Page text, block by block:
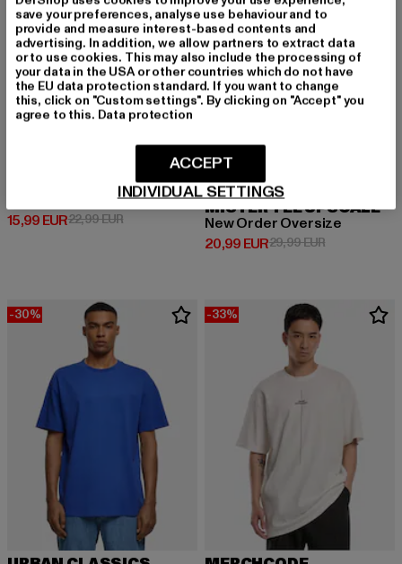
URBAN CLASSICS
Heavy Oversized
15,99 EUR
Derzeitiger Preis: 15,99 EUR
22,99 EURAktionspreis: 22,99 EUR
MISTER TEE UPSCALE
New Order Oversize
20,99 EUR
Derzeitiger Preis: 20,99 EUR
29,99 EURAktionspreis:
-30% -33%
save your preferences, analyse use behaviour and to
provide and measure interest-based contents and
advertising. In addition, we allow partners to extract data
or to use cookies. This may also include the processing of
your data in the USA or other countries which do not have
the EU data protection standard. If you want to change
this, click on "Custom settings". By clicking on "Accept" you
agree to this. Data protection
INDIVIDUAL SETTINGS
ACCEPT